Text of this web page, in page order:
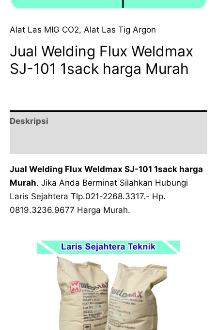
Alat Las MIG CO2, Alat Las Tig Argon
Jual Welding Flux Weldmax
SJ-101 1sack harga Murah
Deskripsi
Jual Welding Flux Weldmax SJ-101 1sack harga
Murah. Jika Anda Berminat Silahkan Hubungi
Laris Sejahtera Tlp.021-2268.3317.- Hp.
0819.3236.9677 Harga Murah.